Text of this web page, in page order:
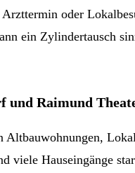
oder
ein Zylindertausch
und Raimund
Altbauwohnungen,
viele Hauseingänge